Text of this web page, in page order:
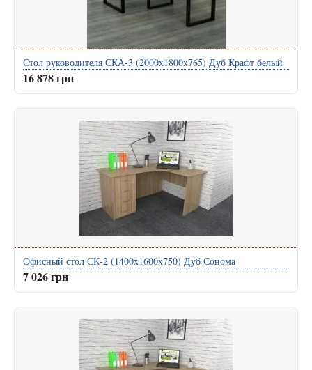
Стол руководителя СКА-3 (2000x1800x765) Дуб Крафт белый
16 878 грн
Офисный стол СК-2 (1400x1600x750) Дуб Сонома
7 026 грн